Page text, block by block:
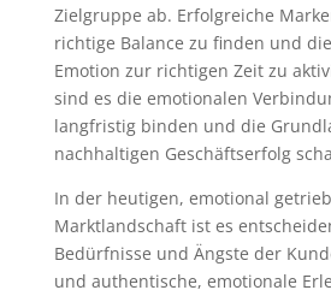
Zielgruppe ab. Erfolgreiche
richtige Balance zu finden und
Emotion zur richtigen Zeit zu
sind es die emotionalen
langfristig binden und die
nachhaltigen Geschäftserfolg
In der heutigen, emotional
Marktlandschaft ist es
Bedürfnisse und Ängste der
und authentische, emotionale